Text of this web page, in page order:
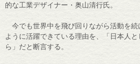
的な工業デザイナー・奥山清行氏。
今でも世界中を飛び回りながら活動を続
ように活躍できている理由を、「日本人
ら」だと断言する。